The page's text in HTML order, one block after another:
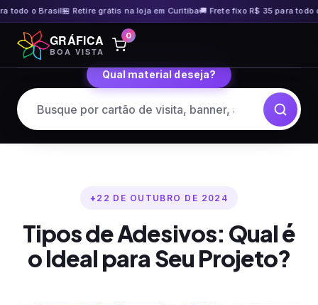
o Brasil🏪 Retire grátis na loja em Curitiba🚚 Frete fixo R$ 35 para todo o
Pular
para
o
GRÁFICA
BOA VISTA
0
Qual material deseja?
22 DE OUTUBRO DE 2024
Tipos de Adesivos: Qual é
o Ideal para Seu Projeto?